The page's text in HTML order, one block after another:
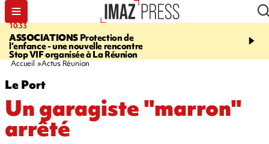
10:33
ASSOCIATIONSProtection de
l’enfance - une nouvelle rencontre
Stop VIF organisée à La Réunion
15:03
Vaste feu
l'ouest du pays, 20.000
Accueil Actus Réunion
Le Port
Un garagiste "marron"
arrêté